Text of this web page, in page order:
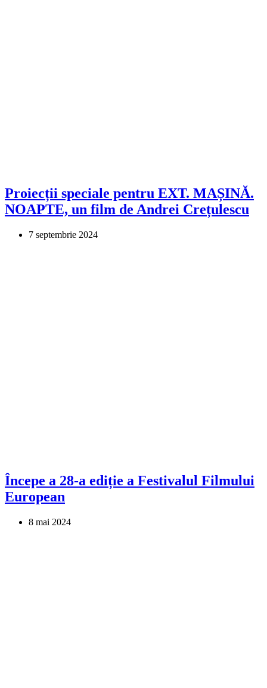
Proiecții speciale pentru EXT. MAȘINĂ.
NOAPTE, un film de Andrei Crețulescu
7 septembrie 2024
Începe a 28-a ediție a Festivalul Filmului
European
8 mai 2024